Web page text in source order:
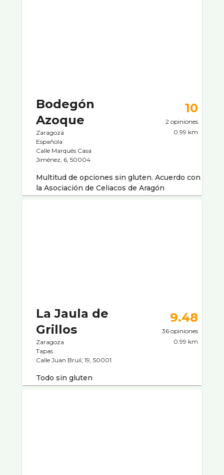
Bodegón
Azoque
Zaragoza
Española
Calle Marqués Casa
Jiménez, 6, 50004
10
2 opiniones
0.99 km
Multitud de opciones sin gluten. Acuerdo con
la Asociación de Celiacos de Aragón
La Jaula de
Grillos
Zaragoza
Tapas
Calle Juan Bruil, 19, 50001
9.48
36 opiniones
0.99 km
Todo sin gluten